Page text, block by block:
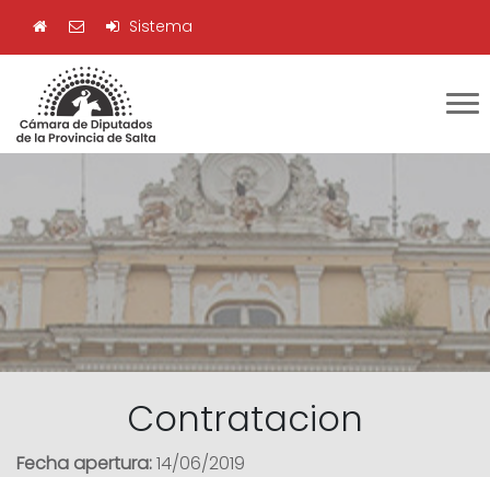
Sistema
Contratacion
Fecha apertura:14/06/2019